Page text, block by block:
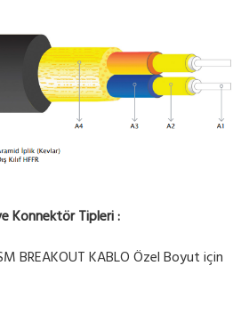
Konnektör Tipleri :
BREAKOUT KABLO Özel Boyut için